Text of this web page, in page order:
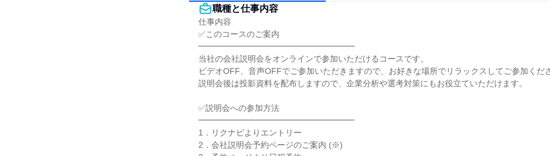
職種と仕事内容
仕事内容
✅このコースのご案内
━━━━━━━━━━━━━━━━━━━
当社の会社説明会をオンラインで参加いただけるコースです。
ビデオOFF、音声OFFでご参加いただきますので、お好きな場所でリラックスしてご参加くだ
説明会後は投影資料を配布しますので、企業分析や選考対策にもお役立ていただけます。
✅説明会への参加方法
━━━━━━━━━━━━━━━━━━━
1．リクナビよりエントリー
2．会社説明会予約ページのご案内 (※)